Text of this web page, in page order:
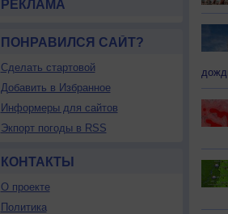
РЕКЛАМА
ПОНРАВИЛСЯ САЙТ?
Сделать стартовой
Добавить в Избранное
Информеры для сайтов
Экпорт погоды в RSS
КОНТАКТЫ
О проекте
Политика